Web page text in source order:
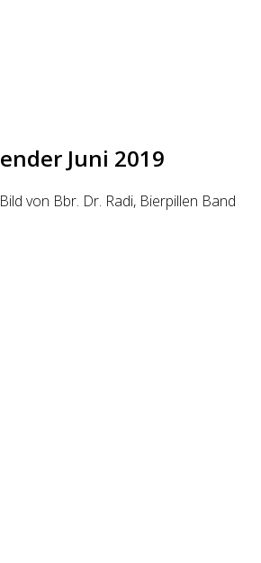
Juni 2019
von Bbr. Dr. Radi, Bierpillen Band